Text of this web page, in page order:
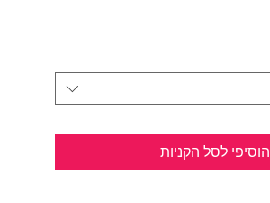
הוסיפי לסל הקניות